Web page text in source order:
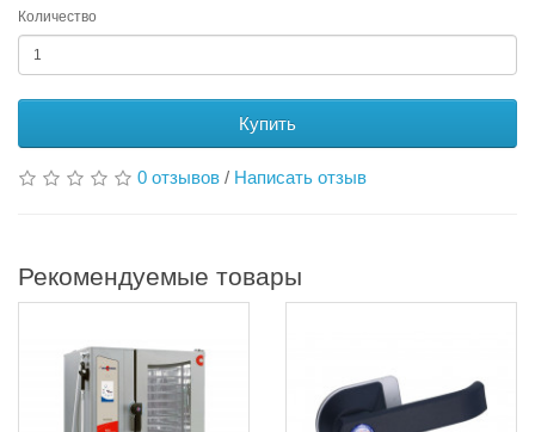
Количество
Купить
0 отзывов / Написать отзыв
Рекомендуемые товары